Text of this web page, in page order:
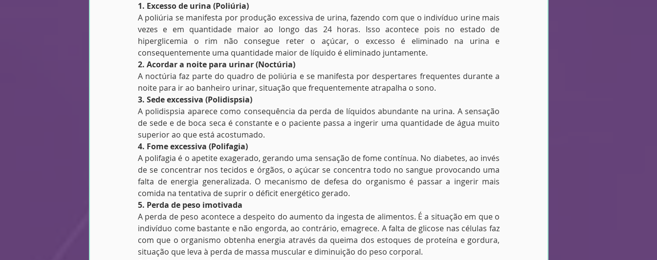
1. Excesso de urina (Poliúria)
A poliúria se manifesta por produção excessiva de urina, fazendo com que o indivíduo urine mais
vezes e em quantidade maior ao longo das 24 horas. Isso acontece pois no estado de
hiperglicemia o rim não consegue reter o açúcar, o excesso é eliminado na urina e
consequentemente uma quantidade maior de líquido é eliminado juntamente.
2. Acordar a noite para urinar (Noctúria)
A noctúria faz parte do quadro de poliúria e se manifesta por despertares frequentes durante a
noite para ir ao banheiro urinar, situação que frequentemente atrapalha o sono.
3. Sede excessiva (Polidispsia)
A polidispsia aparece como consequência da perda de líquidos abundante na urina. A sensação
de sede e de boca seca é constante e o paciente passa a ingerir uma quantidade de água muito
superior ao que está acostumado.
4. Fome excessiva (Polifagia)
A polifagia é o apetite exagerado, gerando uma sensação de fome contínua. No diabetes, ao invés
de se concentrar nos tecidos e órgãos, o açúcar se concentra todo no sangue provocando uma
falta de energia generalizada. O mecanismo de defesa do organismo é passar a ingerir mais
comida na tentativa de suprir o déficit energético gerado.
5. Perda de peso imotivada
A perda de peso acontece a despeito do aumento da ingesta de alimentos. É a situação em que o
indivíduo come bastante e não engorda, ao contrário, emagrece. A falta de glicose nas células faz
com que o organismo obtenha energia através da queima dos estoques de proteína e gordura,
situação que leva à perda de massa muscular e diminuição do peso corporal.